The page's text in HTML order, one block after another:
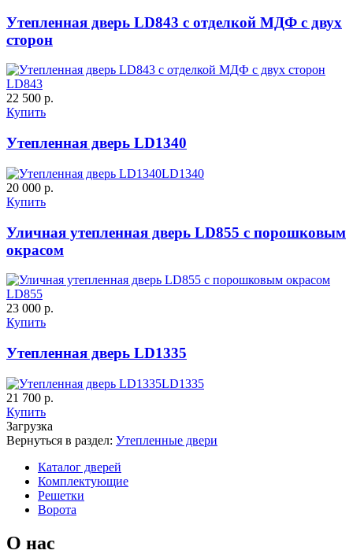
К-35 С
К-36 46 30
C65 C66
C67 C68
Утепленная дверь LD843 с отделкой МДФ с двух
сторон
LD843
22 500 р.
Купить
Утепленная дверь LD1340
LD1340
20 000 р.
Купить
Уличная утепленная дверь LD855 с порошковым
окрасом
LD855
23 000 р.
Купить
Утепленная дверь LD1335
LD1335
21 700 р.
Купить
Загрузка
Вернуться в раздел: Утепленные двери
Каталог дверей
Комплектующие
Решетки
Ворота
О нас